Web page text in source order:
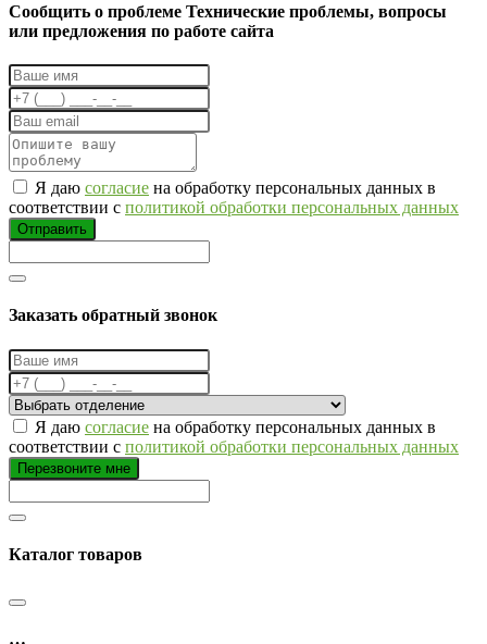
Cообщить о проблеме Технические проблемы, вопросы
или предложения по работе сайта
Я даю согласие на обработку персональных данных в
соответствии с политикой обработки персональных данных
Отправить
Заказать обратный звонок
Я даю согласие на обработку персональных данных в
соответствии с политикой обработки персональных данных
Перезвоните мне
Каталог товаров
…